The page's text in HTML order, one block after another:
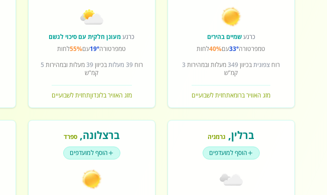
כרגעשמיים בהירים
טמפרטורה33°עם40%לחות
רוח צפוניתבכיוון349מעלות ובמהירות 3
קמ"ש
מזג האוויר ברומאתחזית לשבועיים
כרגעמעונן חלקית עם סיכוי לגשם
טמפרטורה19°עם55%לחות
רוח39 מעלות בכיוון39מעלות ובמהירות 5
קמ"ש
מזג האוויר בלונדוןתחזית לשבועיים
ברלין, גרמניה
הוסף למועדפים
ברצלונה,ספרד
הוסף למועדפים